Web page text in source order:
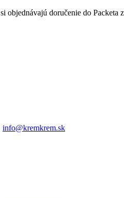
objednávajú doručenie do
info@kremkrem.sk